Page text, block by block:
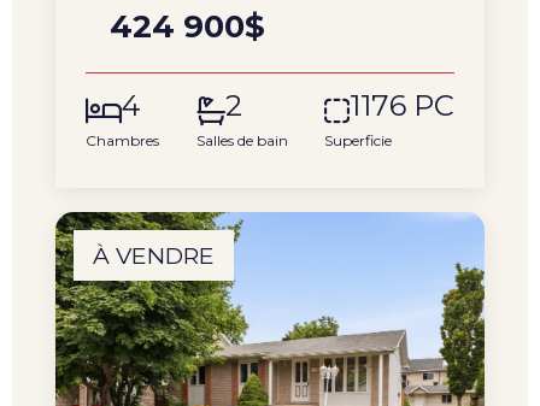
424 900$
4
Chambres
2
Salles de bain
1176 PC
Superficie
À VENDRE